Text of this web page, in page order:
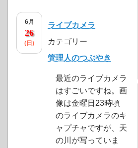
6月
26
(日)
ライブカメラ
カテゴリー
管理人のつぶやき
最近のライブカメラ
はすごいですね。画
像は金曜日23時頃
のライブカメラのキ
ャプチャですが、天
の川が写っていま